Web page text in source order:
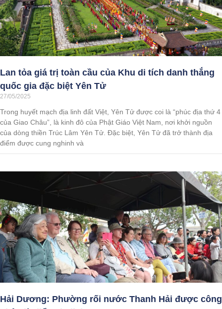
Lan tỏa giá trị toàn cầu của Khu di tích danh thắng
quốc gia đặc biệt Yên Tử
27/05/2025
Trong huyết mạch địa linh đất Việt, Yên Tử được coi là “phúc địa thứ 4
của Giao Châu”, là kinh đô của Phật Giáo Việt Nam, nơi khởi nguồn
của dòng thiền Trúc Lâm Yên Tử. Đặc biệt, Yên Tử đã trở thành địa
điểm được cung nghinh và
Hải Dương: Phường rối nước Thanh Hải được công